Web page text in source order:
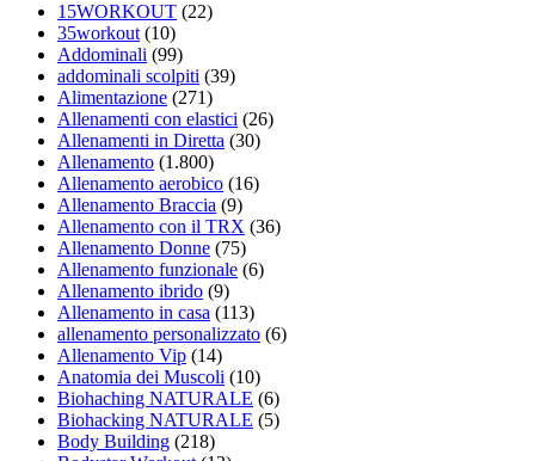
15WORKOUT (22)
35workout(10)
Addominali (99)
addominali scolpiti (39)
Alimentazione (271)
Allenamenti con elastici (26)
Allenamenti in Diretta (30)
Allenamento (1.800)
Allenamento aerobico (16)
Allenamento Braccia (9)
Allenamento con il TRX (36)
Allenamento Donne (75)
Allenamento funzionale (6)
Allenamento ibrido (9)
Allenamento in casa (113)
allenamento personalizzato (6)
Allenamento Vip (14)
Anatomia dei Muscoli (10)
Biohaching NATURALE (6)
Biohacking NATURALE (5)
Body Building (218)